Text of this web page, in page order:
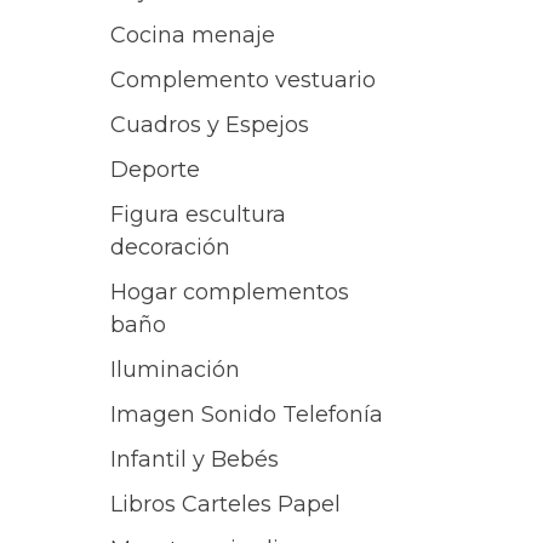
Cocina menaje
Complemento vestuario
Cuadros y Espejos
Deporte
Figura escultura
decoración
Hogar complementos
baño
Iluminación
Imagen Sonido Telefonía
Infantil y Bebés
Libros Carteles Papel